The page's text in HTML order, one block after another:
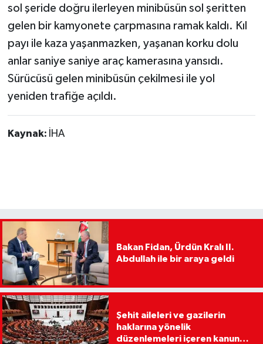
sol şeride doğru ilerleyen minibüsün sol şeritten
gelen bir kamyonete çarpmasına ramak kaldı. Kıl
payı ile kaza yaşanmazken, yaşanan korku dolu
anlar saniye saniye araç kamerasına yansıdı.
Sürücüsü gelen minibüsün çekilmesi ile yol
yeniden trafiğe açıldı.
Kaynak: İHA
Bakan Fidan, Ürdün Kralı II.
Abdullah ile bir araya geldi
Şehit aileleri ve gazilerin
haklarına yönelik
düzenlemeleri içeren kanun